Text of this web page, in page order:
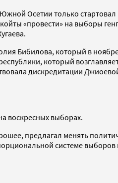
Осетии только
«провести» на выборы
Бибилова, который в
который
дискредитации
воскресных выборах.
предлагал менять
системе